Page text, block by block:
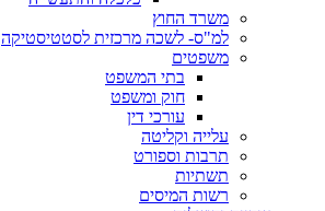
משרד החוץ
למ"ס- לשכה מרכזית לסטטיסטיקה
משפטים
בתי המשפט
חוק ומשפט
עורכי דין
עלייה וקליטה
תרבות וספורט
תשתיות
רשות המיסים